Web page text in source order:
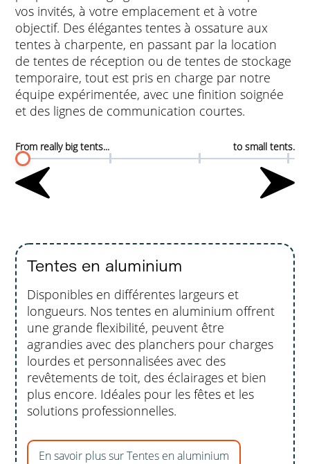
vos invités, à votre emplacement et à votre
objectif. Des élégantes tentes à ossature aux
tentes à charpente, en passant par la location
de tentes de réception ou de tentes de stockage
temporaire, tout est pris en charge par notre
équipe expérimentée, avec une finition soignée
et des lignes de communication courtes.
From really big tents... to small tents.
Tentes en aluminium
Disponibles en différentes largeurs et
longueurs. Nos tentes en aluminium offrent
une grande flexibilité, peuvent être
agrandies avec des planchers pour charges
lourdes et personnalisées avec des
revêtements de toit, des éclairages et bien
plus encore. Idéales pour les fêtes et les
solutions professionnelles.
En savoir plus sur Tentes en aluminium